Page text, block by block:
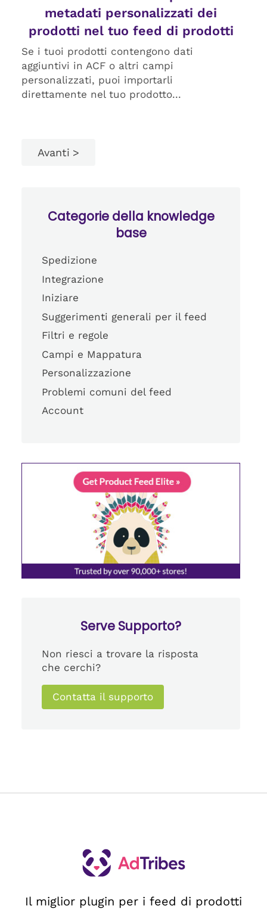
metadati personalizzati dei
prodotti nel tuo feed di prodotti
Se i tuoi prodotti contengono dati
aggiuntivi in ACF o altri campi
personalizzati, puoi importarli
direttamente nel tuo prodotto...
Avanti
Categorie della knowledge
base
Spedizione
Integrazione
Iniziare
Suggerimenti generali per il feed
Filtri e regole
Campi e Mappatura
Personalizzazione
Problemi comuni del feed
Account
Serve Supporto?
Non riesci a trovare la risposta
che cerchi?
Contatta il supporto
Il miglior plugin per i feed di prodotti